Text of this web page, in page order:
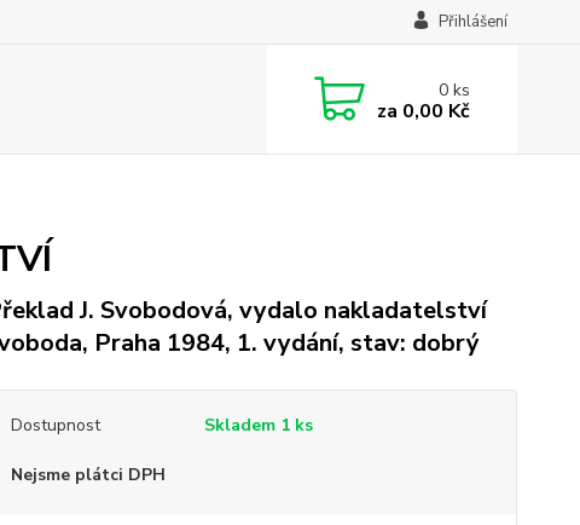
Přihlášení
0ks
za 0,00 Kč
J. Svobodová, vydalo nakladatelství
Praha 1984, 1. vydání, stav: dobrý
Dostupnost Skladem 1 ks
Nejsme plátci DPH